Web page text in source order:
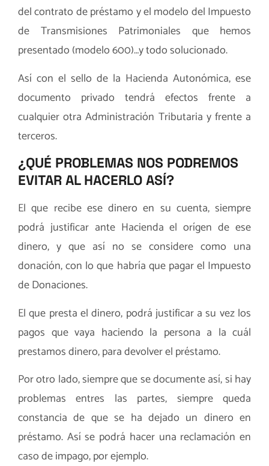
del contrato de préstamo y el modelo del Impuesto
de Transmisiones Patrimoniales que hemos
presentado (modelo 600)…y todo solucionado.
Así con el sello de la Hacienda Autonómica, ese
documento privado tendrá efectos frente a
cualquier otra Administración Tributaria y frente a
terceros.
¿QUÉ PROBLEMAS NOS PODREMOS
EVITAR AL HACERLO ASÍ?
El que recibe ese dinero en su cuenta, siempre
podrá justificar ante Hacienda el orígen de ese
dinero, y que así no se considere como una
donación, con lo que habría que pagar el Impuesto
de Donaciones.
El que presta el dinero, podrá justificar a su vez los
pagos que vaya haciendo la persona a la cuál
prestamos dinero, para devolver el préstamo.
Por otro lado, siempre que se documente así, si hay
problemas entres las partes, siempre queda
constancia de que se ha dejado un dinero en
préstamo. Así se podrá hacer una reclamación en
caso de impago, por ejemplo.